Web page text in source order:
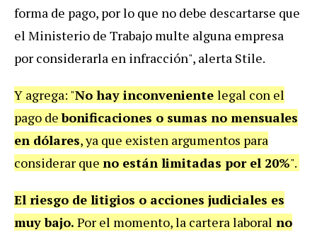
forma de pago, por lo que no debe descartarse que
el Ministerio de Trabajo multe alguna empresa
por considerarla en infracción", alerta Stile.
Y agrega: "No hay inconveniente legal con el
pago debonificaciones o sumas no mensuales
en dólares, ya que existen argumentos para
considerar que no están limitadas por el 20%".
El riesgo de litigios o acciones judiciales es
muy bajo. Por el momento, la cartera laboral no